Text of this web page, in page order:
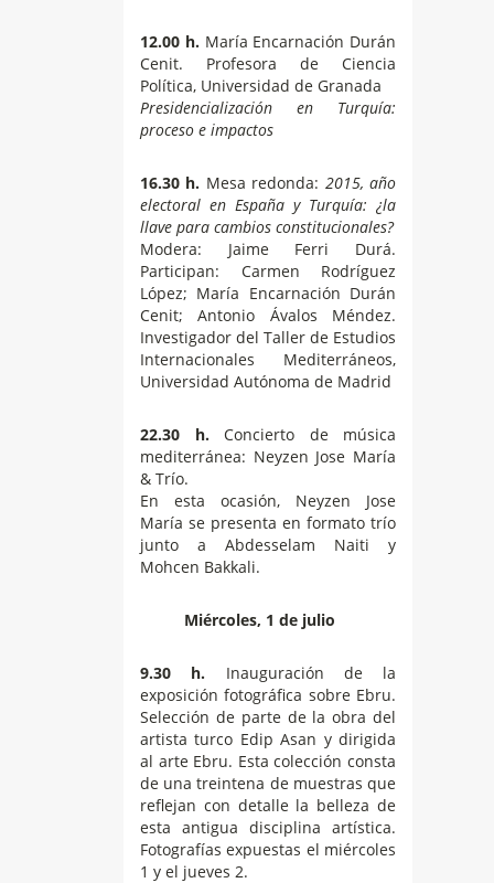
12.00 h.María Encarnación Durán
Cenit. Profesora de Ciencia
Política, Universidad de Granada
Presidencialización en Turquía:
proceso e impactos
16.30 h. Mesa redonda: 2015, año
electoral en España y Turquía: ¿la
llave para cambios constitucionales?
Modera: Jaime Ferri Durá.
Participan: Carmen Rodríguez
López; María Encarnación Durán
Cenit; Antonio Ávalos Méndez.
Investigador del Taller de Estudios
Internacionales Mediterráneos,
Universidad Autónoma de Madrid
22.30 h.Concierto de música
mediterránea: Neyzen Jose María
& Trío.
En esta ocasión, Neyzen Jose
María se presenta en formato trío
junto a Abdesselam Naiti y
Mohcen Bakkali.
Miércoles, 1 de julio
9.30 h. Inauguración de la
exposición fotográfica sobre Ebru.
Selección de parte de la obra del
artista turco Edip Asan y dirigida
al arte Ebru. Esta colección consta
de una treintena de muestras que
reflejan con detalle la belleza de
esta antigua disciplina artística.
Fotografías expuestas el miércoles
1 y el jueves 2.